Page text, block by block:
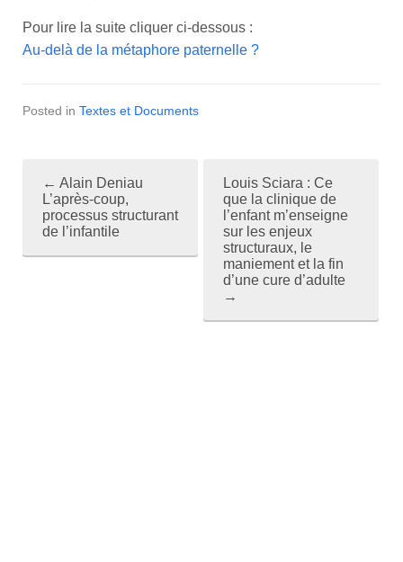
Pour lire la suite cliquer ci-dessous :
Au-delà de la métaphore paternelle ?
Posted in Textes et Documents
s
← Alain Deniau
L’après-coup,
processus structurant
de l’infantile
Louis Sciara : Ce
que la clinique de
l’enfant m’enseigne
sur les enjeux
structuraux, le
maniement et la fin
d’une cure d’adulte
→